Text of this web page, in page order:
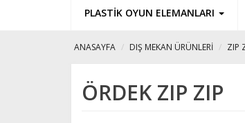
PLASTİK OYUN ELEMANLARI
ANASAYFA DIŞ MEKAN ÜRÜNLERİ ZIP
ÖRDEK ZIP ZIP